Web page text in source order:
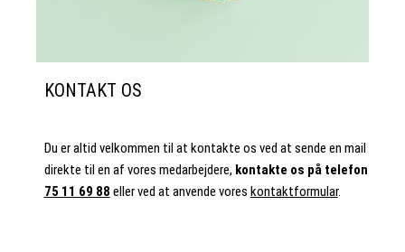
KONTAKT OS
Du er altid velkommen til at kontakte os ved at sende en mail
direkte til en af vores medarbejdere, kontakte os på telefon
75 11 69 88 eller ved at anvende vores kontaktformular.